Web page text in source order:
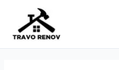
contenu